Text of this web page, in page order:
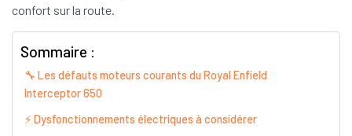
confort sur la route.
Sommaire :
🔧 Les défauts moteurs courants du Royal Enfield
Interceptor 650
⚡ Dysfonctionnements électriques à considérer